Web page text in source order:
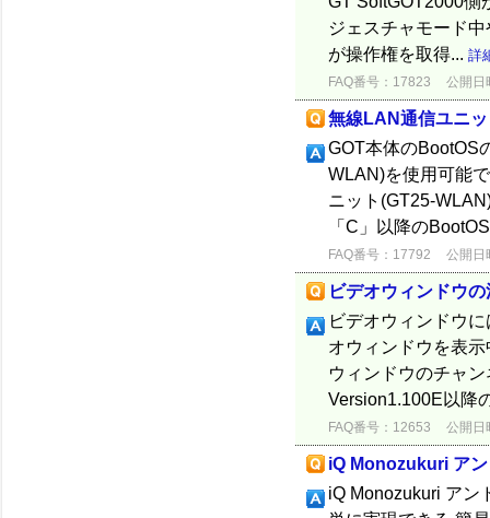
ジェスチャモード
が操作権を取得... 詳
FAQ番号：17823 公開日
無線LAN通信ユニ
GOT本体のBootOS
WLAN)を使用可能
ニット(GT25-
「C」以降の
FAQ番号：17792 公開日
ビデオウィンドウ
ビデオウィンドウ
オウィンドウを表
ウィンドウのチャ
Version1.100E以降
FAQ番号：12653 公開日
iQ Monozukuri ア
iQ Monozukuri アン